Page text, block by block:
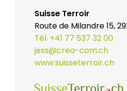
Suisse Terroir
Route de Milandre 15,
Tél. +41 77 537 32 00
jess@crea-com.ch
www.suisseterroir.ch